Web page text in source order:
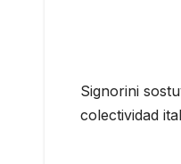
Signorini
colectividad